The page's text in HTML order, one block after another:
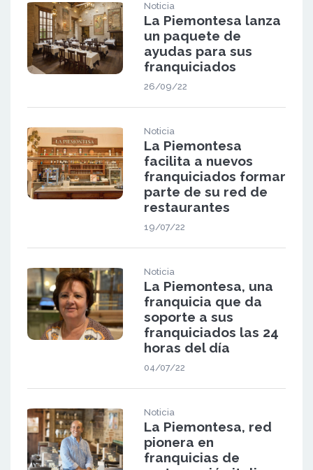
Noticia
La Piemontesa lanza
un paquete de
ayudas para sus
franquiciados
26/09/22
Noticia
La Piemontesa
facilita a nuevos
franquiciados formar
parte de su red de
restaurantes
19/07/22
Noticia
La Piemontesa, una
franquicia que da
soporte a sus
franquiciados las 24
horas del día
04/07/22
Noticia
La Piemontesa, red
pionera en
franquicias de